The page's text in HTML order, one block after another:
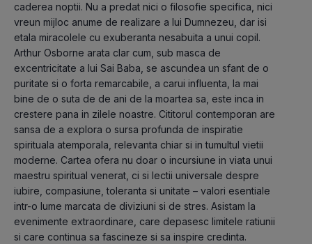
caderea noptii. Nu a predat nici o filosofie specifica, nici
vreun mijloc anume de realizare a lui Dumnezeu, dar isi
etala miracolele cu exuberanta nesabuita a unui copil.
Arthur Osborne arata clar cum, sub masca de
excentricitate a lui Sai Baba, se ascundea un sfant de o
puritate si o forta remarcabile, a carui influenta, la mai
bine de o suta de de ani de la moartea sa, este inca in
crestere pana in zilele noastre. Cititorul contemporan are
sansa de a explora o sursa profunda de inspiratie
spirituala atemporala, relevanta chiar si in tumultul vietii
moderne. Cartea ofera nu doar o incursiune in viata unui
maestru spiritual venerat, ci si lectii universale despre
iubire, compasiune, toleranta si unitate – valori esentiale
intr-o lume marcata de diviziuni si de stres. Asistam la
evenimente extraordinare, care depasesc limitele ratiunii
si care continua sa fascineze si sa inspire credinta.